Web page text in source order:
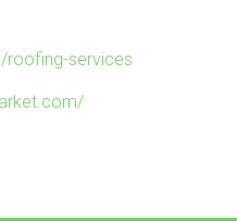
roofing-services